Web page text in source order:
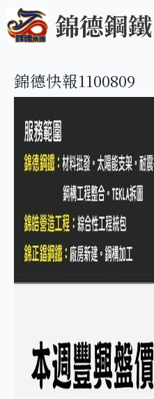
錦德鋼鐵
錦德快報1100809